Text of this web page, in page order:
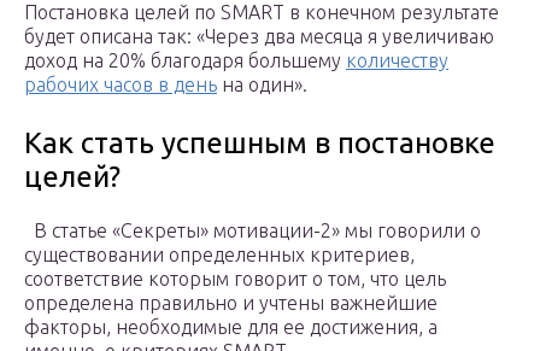
Постановка целей по SMART в конечном результате
будет описана так: «Через два месяца я увеличиваю
доход на 20% благодаря большему количеству
рабочих часов в день на один».
Как стать успешным в постановке
целей?
В статье «Секреты» мотивации-2» мы говорили о
существовании определенных критериев,
соответствие которым говорит о том, что цель
определена правильно и учтены важнейшие
факторы, необходимые для ее достижения, а